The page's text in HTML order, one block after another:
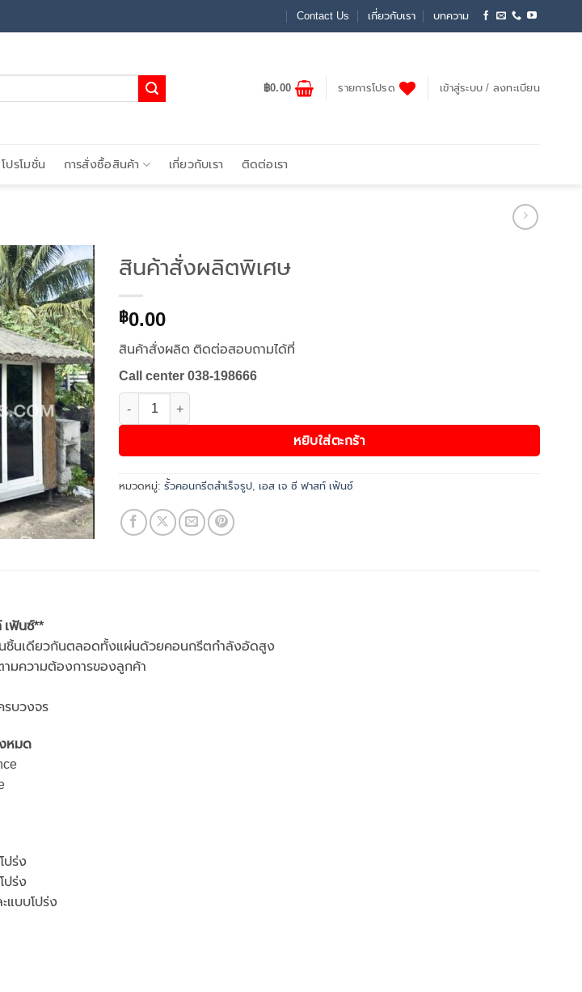
Contact Us เกี่ยวกับเรา บทความ
฿0.00 รายการโปรด เข้าสู่ระบบ / ลงทะเบียน
โปรโมชั่น การสั่งซื้อสินค้า เกี่ยวกับเรา ติดต่อเรา
Add to
wishlist
สินค้าสั่งผลิตพิเศษ
฿0.00
สินค้าสั่งผลิต ติดต่อสอบถามได้ที่
Call center 038-198666
จำนวน สินค้าสั่งผลิตพิเศษ ชิ้น
หยิบใส่ตะกร้า
หมวดหมู่:รั้วคอนกรีตสำเร็จรูป ,เอส เจ ซี ฟาสท์ เฟ้นซ์
เฟ้นซ์**
นชิ้นเดียวกันตลอดทั้งแผ่นด้วยคอนกรีตกำลังอัดสูง
มความต้องการของลูกค้า
บวงจร
หมด
ปร่ง
ปร่ง
แบบโปร่ง